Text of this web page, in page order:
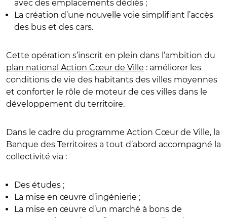
avec des emplacements dédiés ;
La création d’une nouvelle voie simplifiant l’accès
des bus et des cars.
Cette opération s’inscrit en plein dans l’ambition du
plan national Action Cœur de Ville : améliorer les
conditions de vie des habitants des villes moyennes
et conforter le rôle de moteur de ces villes dans le
développement du territoire.
Dans le cadre du programme Action Cœur de Ville, la
Banque des Territoires a tout d’abord accompagné la
collectivité via :
Des études ;
La mise en œuvre d’ingénierie ;
La mise en œuvre d’un marché à bons de